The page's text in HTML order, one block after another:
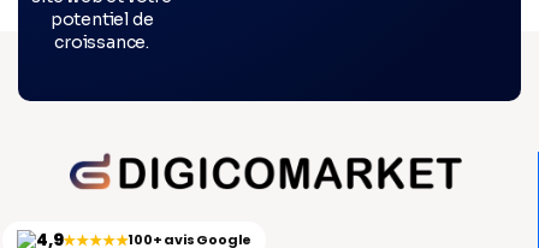
potentiel de
croissance.
4,9★★★★★100+ avis Google